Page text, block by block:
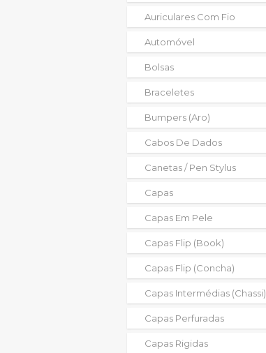
Auriculares Com Fio
Automóvel
Bolsas
Braceletes
Bumpers (aro)
Cabos De Dados
Canetas / Pen Stylus
Capas
Capas Em Pele
Capas Flip (book)
Capas Flip (concha)
Capas Intermédias (chassi)
Capas Perfuradas
Capas Rigidas